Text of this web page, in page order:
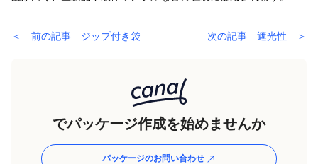
＜ 前の記事 ジップ付き袋 次の記事 遮光性 ＞
でパッケージ作成を始めませんか
パッケージのお問い合わせ